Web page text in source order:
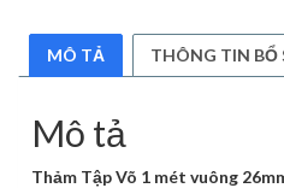
MÔ TẢ THÔNG TIN BỔ
Mô tả
Thảm Tập Võ 1 mét vuông